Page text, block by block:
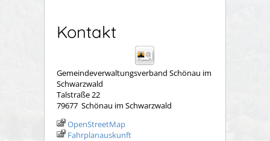
Kontakt
Gemeindeverwaltungsverband Schönau im
Schwarzwald
Talstraße 22
79677 Schönau im Schwarzwald
OpenStreetMap
Fahrplanauskunft